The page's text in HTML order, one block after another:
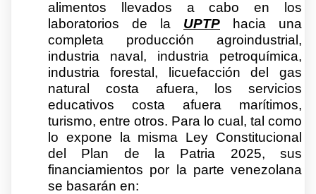
alimentos llevados a cabo en los
laboratorios de la UPTP hacia una
completa producción agroindustrial,
industria naval, industria petroquímica,
industria forestal, licuefacción del gas
natural costa afuera, los servicios
educativos costa afuera marítimos,
turismo, entre otros. Para lo cual, tal como
lo expone la misma Ley Constitucional
del Plan de la Patria 2025, sus
financiamientos por la parte venezolana
se basarán en: